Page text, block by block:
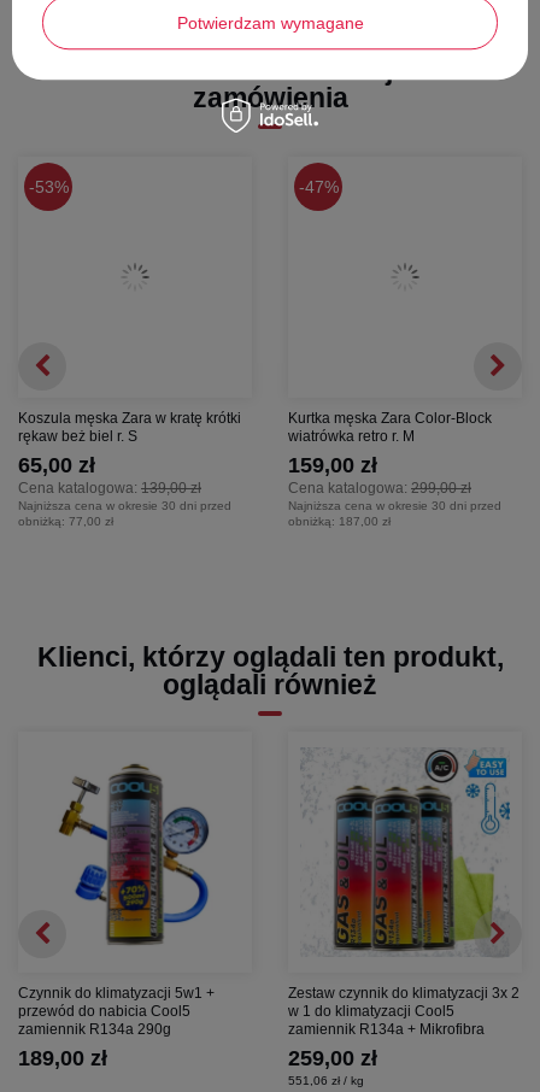
Szerokość pod pachami -
Długość rękawów -
zamówienia
53%
Koszula męska Zara w kratę krótki
rękaw beż biel r. S
Cena katalogowa: 139,00 zł
65,00 zł
Najniższa cena w okresie 30 dni przed
obniżką: 77,00 zł
47%
Kurtka męska Zara Color-Block
wiatrówka retro r. M
Cena katalogowa: 299,00 zł
159,00 zł
Najniższa cena w okresie 30 dni przed
obniżką: 187,00 zł
Klienci, którzy oglądali ten produkt,
oglądali również
Czynnik do klimatyzacji 5w1 +
przewód do nabicia Cool5
zamiennik R134a 290g
189,00 zł
Zestaw czynnik do klimatyzacji 3x 2
w 1 do klimatyzacji Cool5
zamiennik R134a + Mikrofibra
259,00 zł
551,06 zł / kg
Potwierdzam wymagane